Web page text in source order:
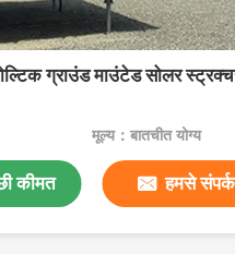
ग्राउंड माउंटेड सोलर
मूल्य：बातचीत योग्य
कीमत हमसे